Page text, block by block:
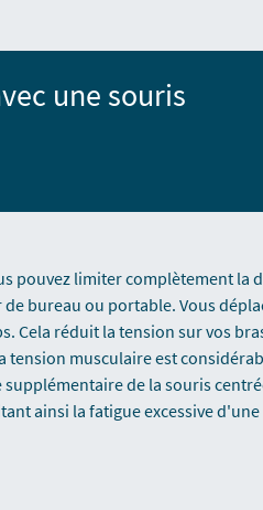
une souris
pouvez limiter complètement la
bureau ou portable. Vous
Cela réduit la tension sur vos
tension musculaire est
de la souris
ainsi la fatigue excessive